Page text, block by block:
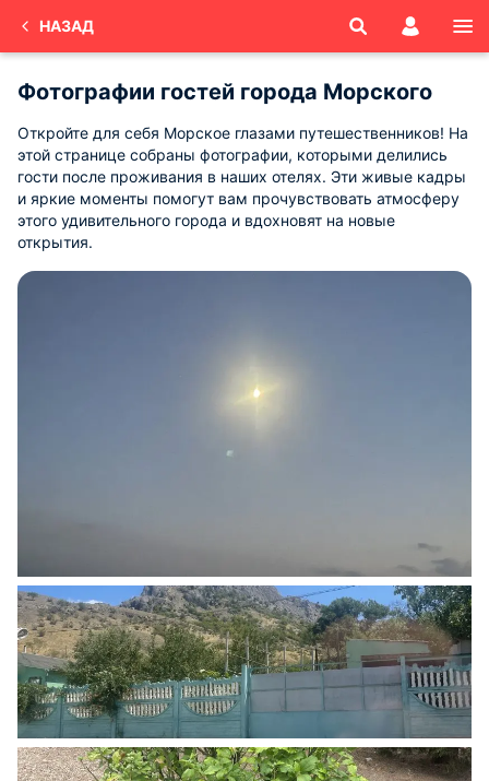
НАЗАД
Фотографии гостей города Морского
Откройте для себя Морское глазами путешественников! На
этой странице собраны фотографии, которыми делились
гости после проживания в наших отелях. Эти живые кадры
и яркие моменты помогут вам прочувствовать атмосферу
этого удивительного города и вдохновят на новые
открытия.